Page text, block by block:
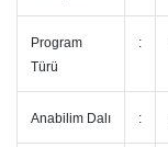
Program
Türü
:
Anabilim Dalı :